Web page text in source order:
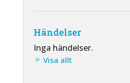
Händelser
Inga händelser.
Visa allt